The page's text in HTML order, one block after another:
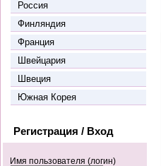
Россия
Финляндия
Франция
Швейцария
Швеция
Южная Корея
Регистрация / Вход
Имя пользователя (логин)